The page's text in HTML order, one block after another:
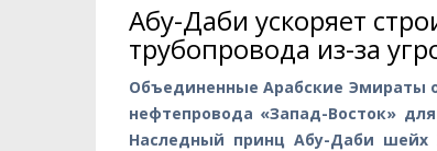
Абу-Даби ускоряет
трубопровода из-за
Объединенные Арабские Эмираты
нефтепровода «Запад-Восток»
Наследный принц Абу-Даби